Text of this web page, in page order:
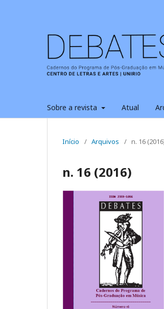
Sobre a revista Atual
Início / Arquivos / n. 16
n. 16 (2016)